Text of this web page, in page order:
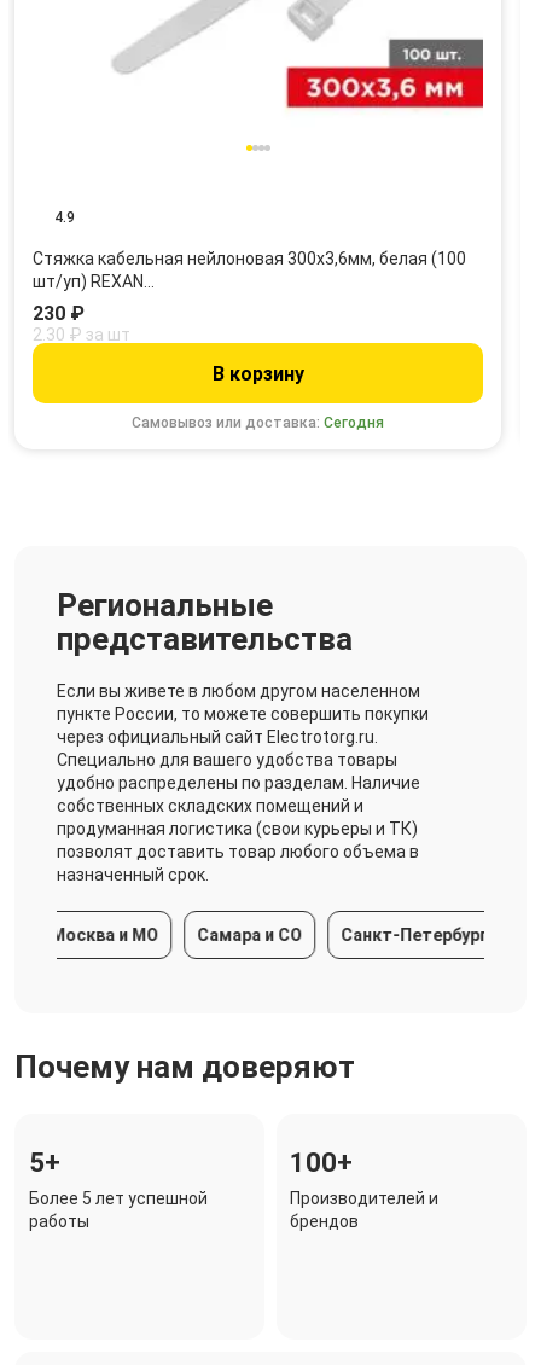
4.9
Стяжка кабельная нейлоновая 300x3,6мм, белая (100
шт/уп) REXAN…
Самовывоз или доставка:Сегодня
230 ₽
2.30 ₽ за шт
В корзину
Региональные
представительства
Если вы живете в любом другом населенном
пункте России, то можете совершить покупки
через официальный сайт Electrotorg.ru.
Специально для вашего удобства товары
удобно распределены по разделам. Наличие
собственных складских помещений и
продуманная логистика (свои курьеры и ТК)
позволят доставить товар любого объема в
назначенный срок.
Москва и МО Самара и СО Санкт-Петербург и ЛО
Почему нам доверяют
5+
Более 5 лет успешной
работы
100+
Производителей и
брендов